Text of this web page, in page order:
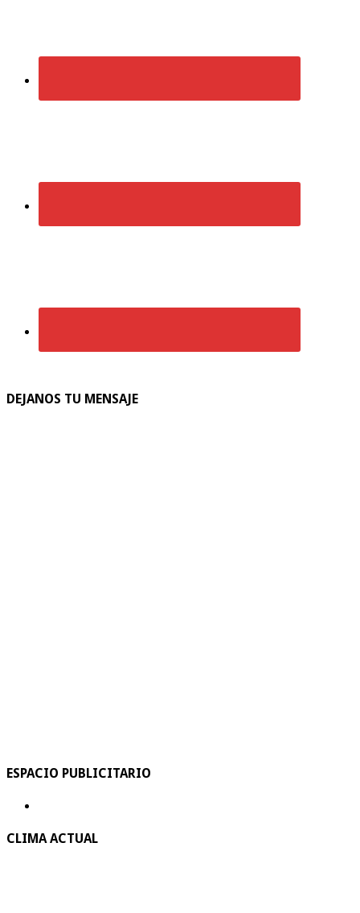
DEJANOS TU MENSAJE
ESPACIO PUBLICITARIO
CLIMA ACTUAL